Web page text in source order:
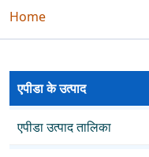
Breadcrumb
Home
एपीडा के उत्पाद
एपीडा उत्पाद तालिका